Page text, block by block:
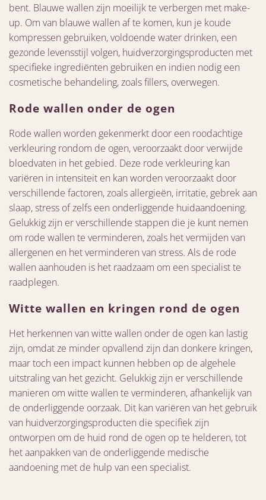
bent. Blauwe wallen zijn moeilijk te verbergen met make-
up. Om van blauwe wallen af te komen, kun je koude
kompressen gebruiken, voldoende water drinken, een
gezonde levensstijl volgen, huidverzorgingsproducten met
specifieke ingrediënten gebruiken en indien nodig een
cosmetische behandeling, zoals fillers, overwegen.
Rode wallen onder de ogen
Rode wallen worden gekenmerkt door een roodachtige
verkleuring rondom de ogen, veroorzaakt door verwijde
bloedvaten in het gebied. Deze rode verkleuring kan
variëren in intensiteit en kan worden veroorzaakt door
verschillende factoren, zoals allergieën, irritatie, gebrek aan
slaap, stress of zelfs een onderliggende huidaandoening.
Gelukkig zijn er verschillende stappen die je kunt nemen
om rode wallen te verminderen, zoals het vermijden van
allergenen en het verminderen van stress. Als de rode
wallen aanhouden is het raadzaam om een specialist te
raadplegen.
Witte wallen en kringen rond de ogen
Het herkennen van witte wallen onder de ogen kan lastig
zijn, omdat ze minder opvallend zijn dan donkere kringen,
maar toch een impact kunnen hebben op de algehele
uitstraling van het gezicht. Gelukkig zijn er verschillende
manieren om witte wallen te verminderen, afhankelijk van
de onderliggende oorzaak. Dit kan variëren van het gebruik
van huidverzorgingsproducten die specifiek zijn
ontworpen om de huid rond de ogen op te helderen, tot
het aanpakken van de onderliggende medische
aandoening met de hulp van een specialist.